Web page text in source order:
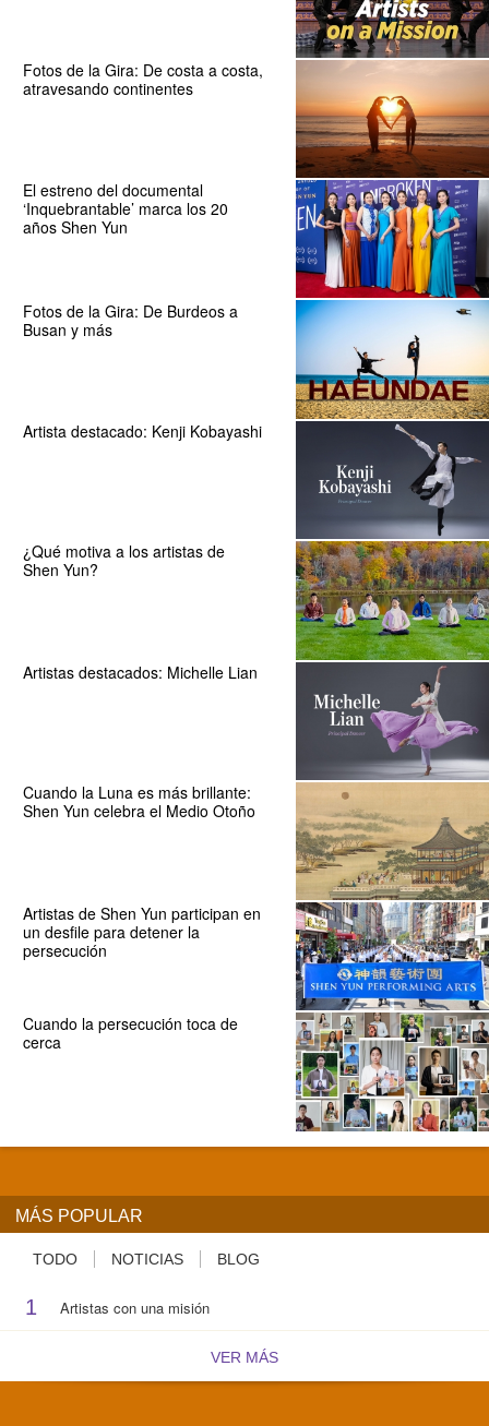
Fotos de la Gira: De costa a costa,
atravesando continentes
El estreno del documental
‘Inquebrantable’ marca los 20
años Shen Yun
Fotos de la Gira: De Burdeos a
Busan y más
Artista destacado: Kenji Kobayashi
¿Qué motiva a los artistas de
Shen Yun?
Artistas destacados: Michelle Lian
Cuando la Luna es más brillante:
Shen Yun celebra el Medio Otoño
Artistas de Shen Yun participan en
un desfile para detener la
persecución
Cuando la persecución toca de
cerca
MÁS POPULAR
TODO NOTICIAS BLOG
1 Artistas con una misión
VER MÁS